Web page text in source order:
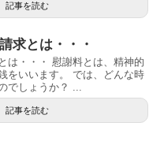
記事を読む
求とは・・・
は・・・ 慰謝料とは、精神的
をいいます。 では、どんな時
でしょうか？ ...
記事を読む